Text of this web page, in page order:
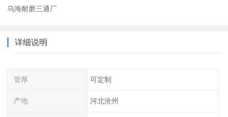
乌海耐磨三通厂
详细说明
管厚 可定制
产地 河北沧州